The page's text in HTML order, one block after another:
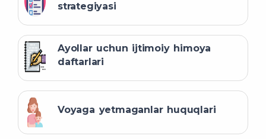
strategiyasi
Ayollar uchun ijtimoiy himoya
daftarlari
Voyaga yetmaganlar huquqlari